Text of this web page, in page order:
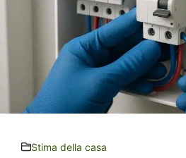
Stima della casa